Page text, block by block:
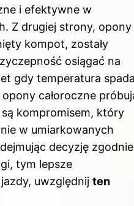
i efektywne w
Z drugiej strony, opony
kompot, zostały
osiągać na
gdy temperatura
całoroczne
kompromisem, który
w umiarkowanych
decyzję zgodnie
tym lepsze
uwzględnij ten